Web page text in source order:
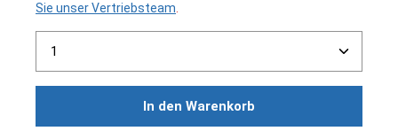
Sie unser Vertriebsteam
Produkt Anzahl: Gib den gewünschten Wert ein
In den Warenkorb